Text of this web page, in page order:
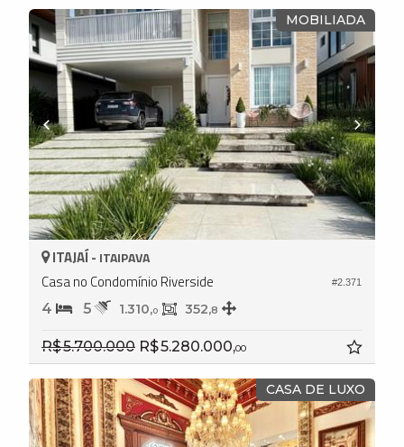
MOBILIADA
#2.371
ITAJAÍ - ITAIPAVA
Casa no Condomínio Riverside
4 5 1.310,0 352,8
R$ 5.700.000 R$ 5.280.000,00
CASA DE LUXO